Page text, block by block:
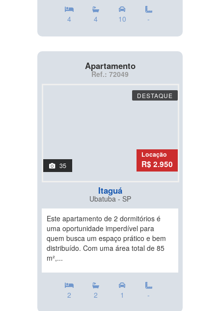
4 4 10 -
Apartamento
Ref.: 72049
DESTAQUE
35
Locação
R$ 2.950
Itaguá
Ubatuba - SP
Este apartamento de 2 dormitórios é
uma oportunidade imperdível para
quem busca um espaço prático e bem
distribuído. Com uma área total de 85
m²,...
2 2 1 -